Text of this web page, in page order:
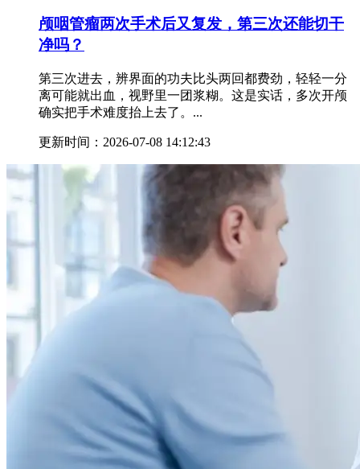
颅咽管瘤两次手术后又复发，第三次还能切干
净吗？
第三次进去，辨界面的功夫比头两回都费劲，轻轻一分
离可能就出血，视野里一团浆糊。这是实话，多次开颅
确实把手术难度抬上去了。...
更新时间：2026-07-08 14:12:43